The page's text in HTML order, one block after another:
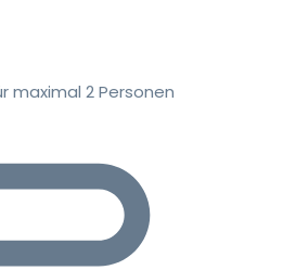
maximal 2 Personen